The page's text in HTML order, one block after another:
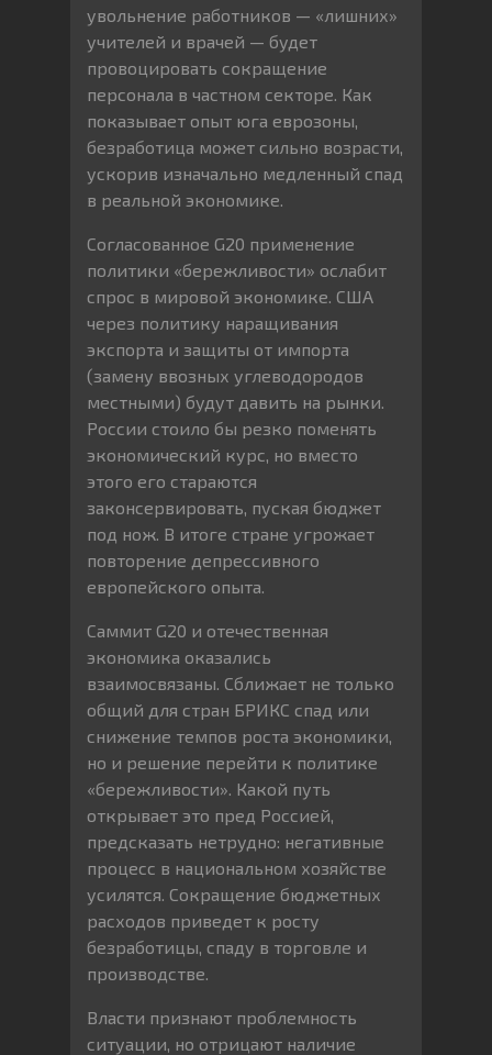
увольнение работников — «лишних»
учителей и врачей — будет
провоцировать сокращение
персонала в частном секторе. Как
показывает опыт юга еврозоны,
безработица может сильно возрасти,
ускорив изначально медленный спад
в реальной экономике.
Согласованное G20 применение
политики «бережливости» ослабит
спрос в мировой экономике. США
через политику наращивания
экспорта и защиты от импорта
(замену ввозных углеводородов
местными) будут давить на рынки.
России стоило бы резко поменять
экономический курс, но вместо
этого его стараются
законсервировать, пуская бюджет
под нож. В итоге стране угрожает
повторение депрессивного
европейского опыта.
Саммит G20 и отечественная
экономика оказались
взаимосвязаны. Сближает не только
общий для стран БРИКС спад или
снижение темпов роста экономики,
но и решение перейти к политике
«бережливости». Какой путь
открывает это пред Россией,
предсказать нетрудно: негативные
процесс в национальном хозяйстве
усилятся. Сокращение бюджетных
расходов приведет к росту
безработицы, спаду в торговле и
производстве.
Власти признают проблемность
ситуации, но отрицают наличие